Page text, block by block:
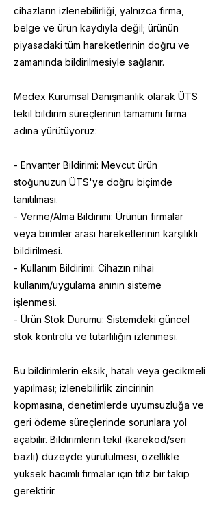
cihazların izlenebilirliği, yalnızca firma,
belge ve ürün kaydıyla değil; ürünün
piyasadaki tüm hareketlerinin doğru ve
zamanında bildirilmesiyle sağlanır.
Medex Kurumsal Danışmanlık olarak ÜTS
tekil bildirim süreçlerinin tamamını firma
adına yürütüyoruz:
- Envanter Bildirimi: Mevcut ürün
stoğunuzun ÜTS'ye doğru biçimde
tanıtılması.
- Verme/Alma Bildirimi: Ürünün firmalar
veya birimler arası hareketlerinin karşılıklı
bildirilmesi.
- Kullanım Bildirimi: Cihazın nihai
kullanım/uygulama anının sisteme
işlenmesi.
- Ürün Stok Durumu: Sistemdeki güncel
stok kontrolü ve tutarlılığın izlenmesi.
Bu bildirimlerin eksik, hatalı veya gecikmeli
yapılması; izlenebilirlik zincirinin
kopmasına, denetimlerde uyumsuzluğa ve
geri ödeme süreçlerinde sorunlara yol
açabilir. Bildirimlerin tekil (karekod/seri
bazlı) düzeyde yürütülmesi, özellikle
yüksek hacimli firmalar için titiz bir takip
gerektirir.